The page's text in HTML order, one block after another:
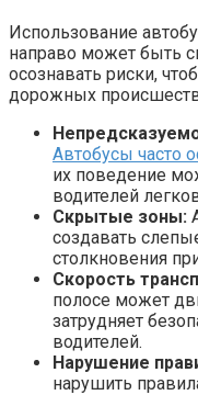
Использование
направо может быть
осознавать риски,
дорожных
Автобусы часто
их поведение
водителей
Скрытые зоны:
создавать
столкновения
Скорость
полосе может
затрудняет
водителей.
Нарушение
нарушить